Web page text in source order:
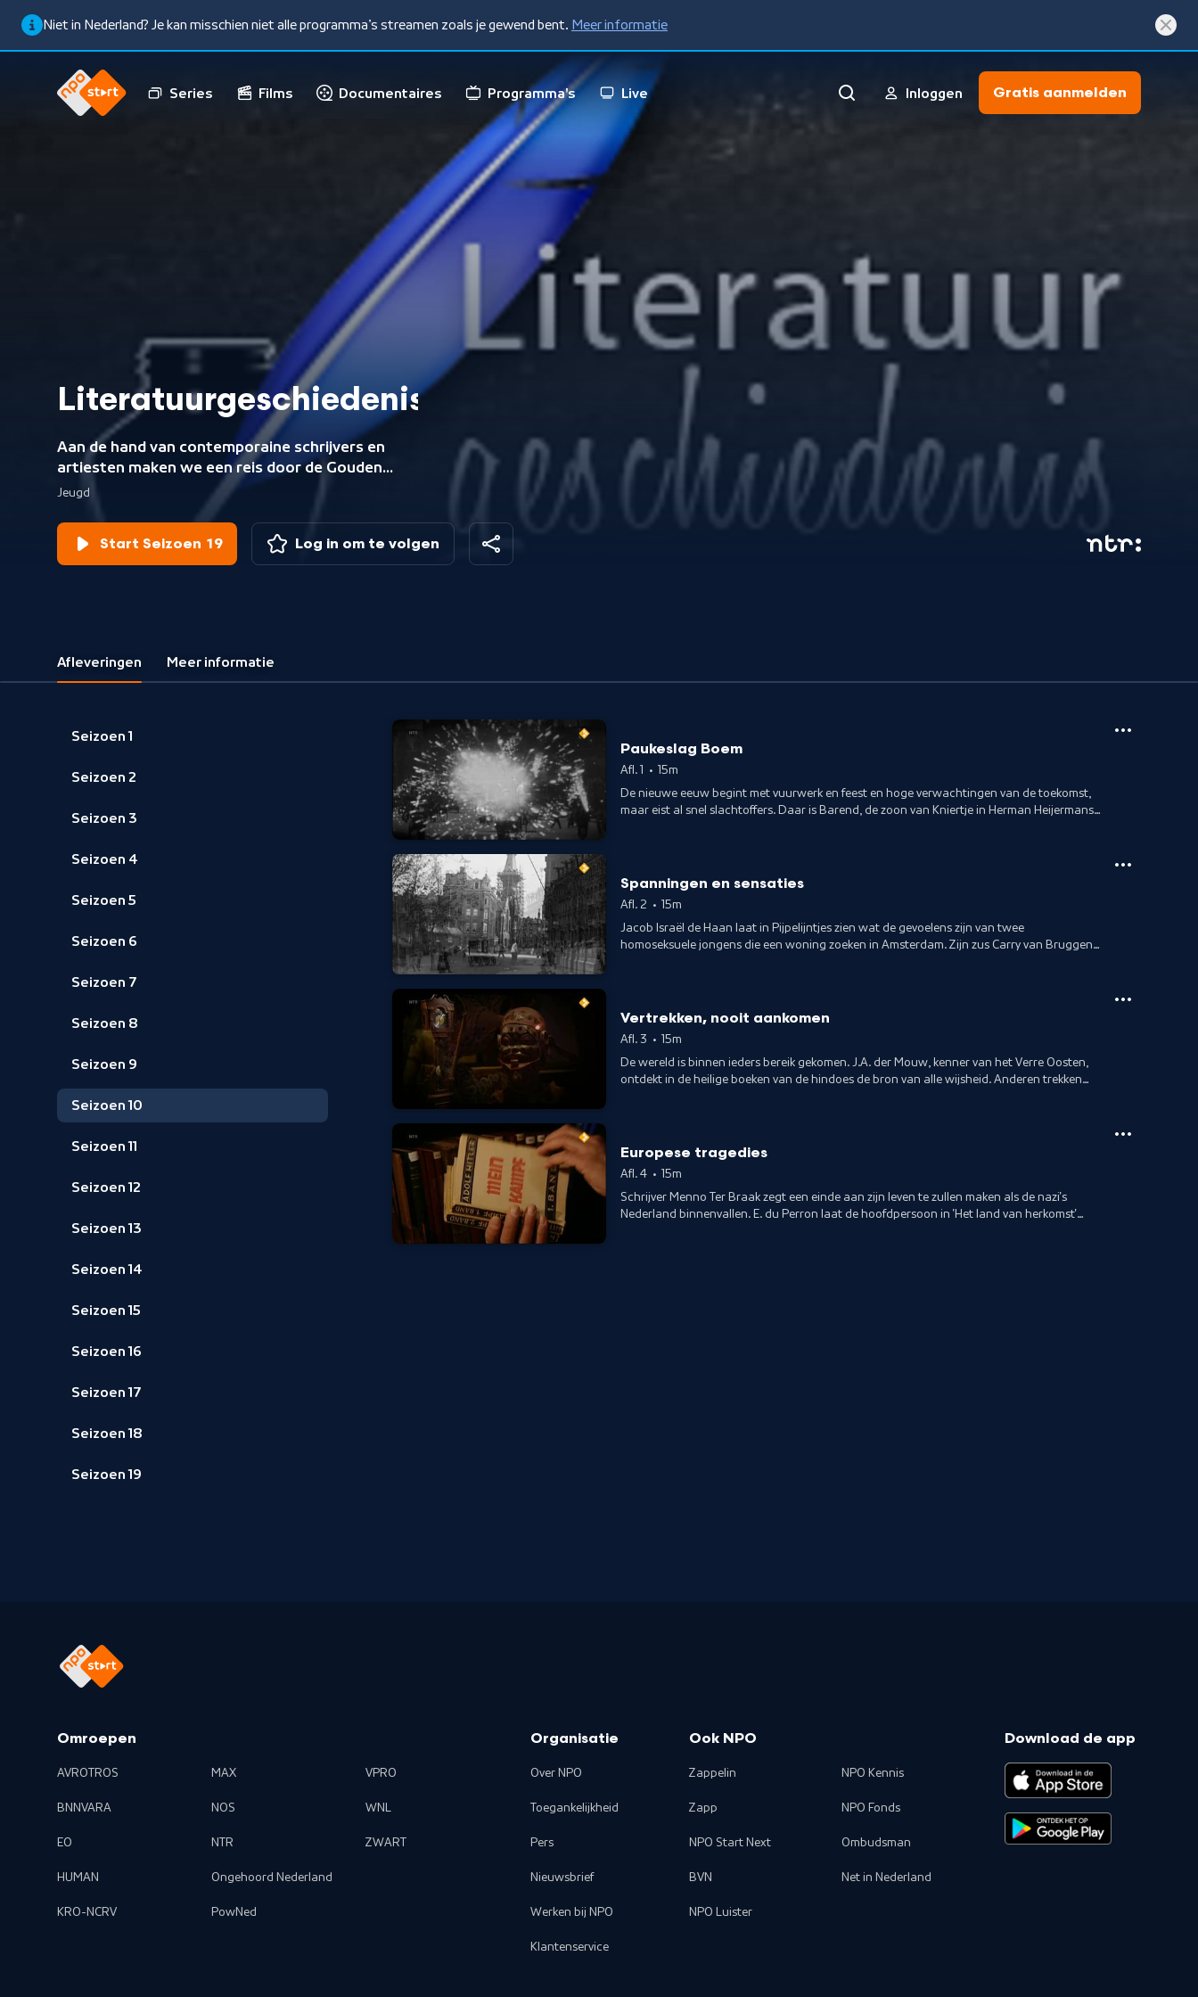
Niet in Nederland? Je kan misschien niet alle programma’s streamen zoals je gewend bent. Meer informatie
Series Films Documentaires Programma's Live Inloggen Gratis aanmelden
Literatuurgeschiedenis
Aan de hand van contemporaine schrijvers en
artiesten maken we een reis door de Gouden
Eeuw, de Middeleeuwen en de 18e, 19e en 20e
Jeugd
Start Seizoen 19 Log in om te volgen
Afleveringen Meer informatie
Seizoen 1
Seizoen 2
Seizoen 3
Seizoen 4
Seizoen 5
Seizoen 6
Seizoen 7
Seizoen 8
Seizoen 9
Seizoen 10
Seizoen 11
Seizoen 12
Seizoen 13
Seizoen 14
Seizoen 15
Seizoen 16
Seizoen 17
Seizoen 18
Seizoen 19
Paukeslag Boem
Afl. 1 • 15m
De nieuwe eeuw begint met vuurwerk en feest en hoge verwachtingen van de toekomst,
maar eist al snel slachtoffers. Daar is Barend, de zoon van Kniertje in Herman Heijermans’
Spanningen en sensaties
Afl. 2 • 15m
Jacob Israël de Haan laat in Pijpelijntjes zien wat de gevoelens zijn van twee
homoseksuele jongens die een woning zoeken in Amsterdam. Zijn zus Carry van Bruggen
leven in de moderne stad.
Vertrekken, nooit aankomen
Afl. 3 • 15m
De wereld is binnen ieders bereik gekomen. J.A. der Mouw, kenner van het Verre Oosten,
ontdekt in de heilige boeken van de hindoes de bron van alle wijsheid. Anderen trekken
gevaar.
Europese tragedies
Afl. 4 • 15m
Schrijver Menno Ter Braak zegt een einde aan zijn leven te zullen maken als de nazi's
Nederland binnenvallen. E. du Perron laat de hoofdpersoon in 'Het land van herkomst'
Omroepen
AVROTROS
BNNVARA
EO
HUMAN
KRO-NCRV
MAX
NOS
NTR
Ongehoord Nederland
PowNed
VPRO
WNL
ZWART
Organisatie
Over NPO
Toegankelijkheid
Pers
Nieuwsbrief
Werken bij NPO
Klantenservice
Ook NPO
Zappelin
Zapp
NPO Start Next
BVN
NPO Luister
NPO Kennis
NPO Fonds
Ombudsman
Net in Nederland
Download de app